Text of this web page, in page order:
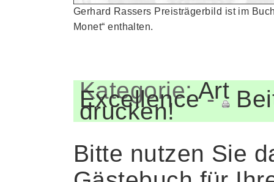
Gerhard Rassers Preisträgerbild ist im
Monet“ enthalten.
Kategorie:Art
Excellence-
drucken!
Bitte nutzen Sie